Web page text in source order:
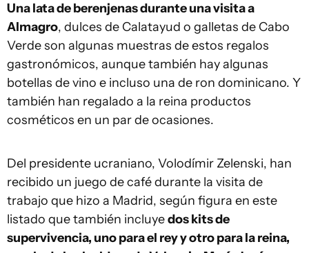
Una lata de berenjenas durante una visita a
Almagro, dulces de Calatayud o galletas de Cabo
Verde son algunas muestras de estos regalos
gastronómicos, aunque también hay algunas
botellas de vino e incluso una de ron dominicano. Y
también han regalado a la reina productos
cosméticos en un par de ocasiones.
Del presidente ucraniano, Volodímir Zelenski, han
recibido un juego de café durante la visita de
trabajo que hizo a Madrid, según figura en este
listado que también incluyedos kits de
supervivencia, uno para el rey y otro para la reina,